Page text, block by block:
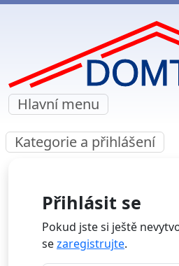
Hlavní menu
Kategorie a přihlášení
Přihlásit se
Pokud jste si ještě
sezaregistrujte.